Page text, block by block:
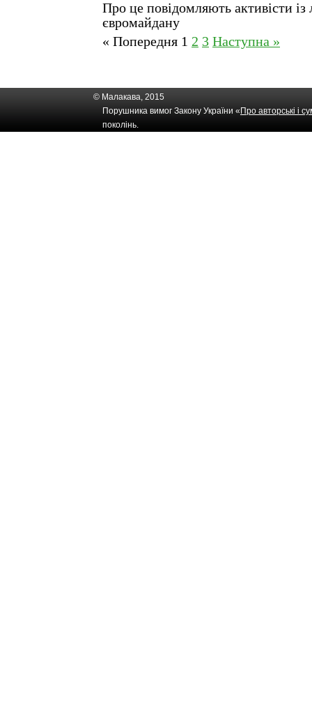
Про це повідомляють активісти із
євромайдану
« Попередня 1 2 3 Наступна »
© Малакава, 2015
Порушника вимог Закону України « Про авторські і
поколінь.